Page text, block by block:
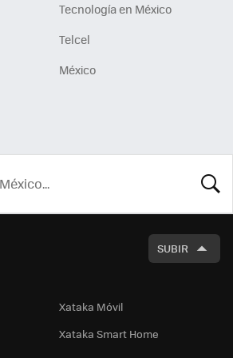
Tecnología en México
Telcel
México
SUBIR
Xataka Móvil
Xataka Smart Home